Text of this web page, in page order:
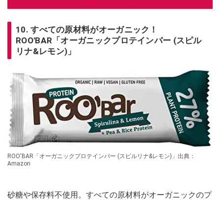
10. すべての原材料がオーガニック！
ROO'BAR「オーガニックプロテインバー (スピル
リナ&レモン)」
ROO'BAR「オーガニックプロテインバー (スピルリナ&レモン)」出典：
Amazon
砂糖や保存料不使用。すべての原材料がオーガニックのプ